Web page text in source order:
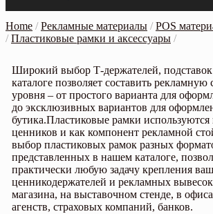
Home /Рекламные материалы /POS
/Пластиковые рамки и аксессуары /
Широкий выбор Т-держателей,
каталоге позволяет составить
уровня – от простого варианта для
до эксклюзивных вариантов для
бутика.Пластиковые рамки используются
ценников и как компонент рекламной
выбор пластиковых рамок разных
представленных в нашем каталоге,
практически любую задачу крепления
ценникодержателей и рекламных
магазина, на выставочном стенде, в
агенств, страховых компаний, банков.